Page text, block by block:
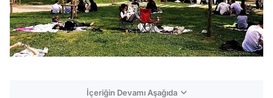
İçeriğin Devamı Aşağıda